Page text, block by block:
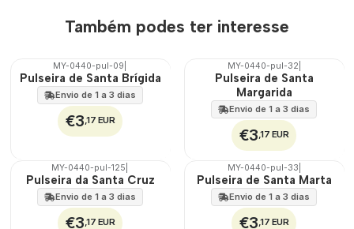
Também podes ter interesse
🇵🇹
100%
MY-0440-pul-09
Pulseira de Santa Brígida
Envio de 1 a 3 dias
€3,17 EUR
🇵🇹
MY-0440-pul-32
Pulseira de Santa
Margarida
Envio de 1 a 3 dias
€3,17 EUR
🇵🇹
100%
MY-0440-pul-125
Pulseira da Santa Cruz
Envio de 1 a 3 dias
€3,17 EUR
🇵🇹
100%
MY-0440-pul-33
Pulseira de Santa Marta
Envio de 1 a 3 dias
€3,17 EUR